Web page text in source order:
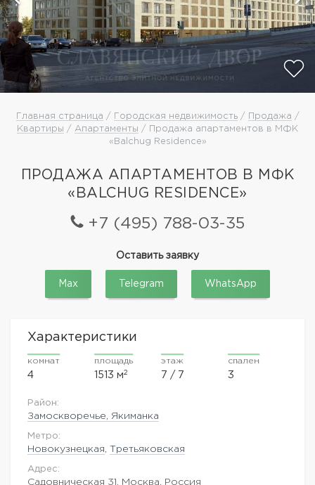
Главная страница / Городская недвижимость/ Продажа /
Квартиры / Апартаменты / Продажа апартаментов в МФК
«Balchug Residence»
ПРОДАЖА АПАРТАМЕНТОВ В МФК
«BALCHUG RESIDENCE»
+7 (495) 788-03-35
Оставить заявку
Max Telegram WhatsApp
Характеристики
комнат
4
площадь
1513 м2
этаж
7 / 7
спален
3
Район:
Замоскворечье, Якиманка
Метро:
Новокузнецкая Третьяковская
Адрес:
Садовническая 31, Москва, Россия